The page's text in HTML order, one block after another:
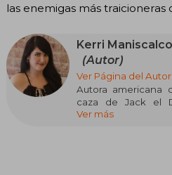
las enemigas más traicioneras
Kerri Maniscalco
(Autor)
Ver Página del Autor
Autora americana
caza de Jack el
thrillers góticos.
Ver más